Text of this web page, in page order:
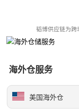
韬博供应链为跨
海外仓服务
美国海外仓